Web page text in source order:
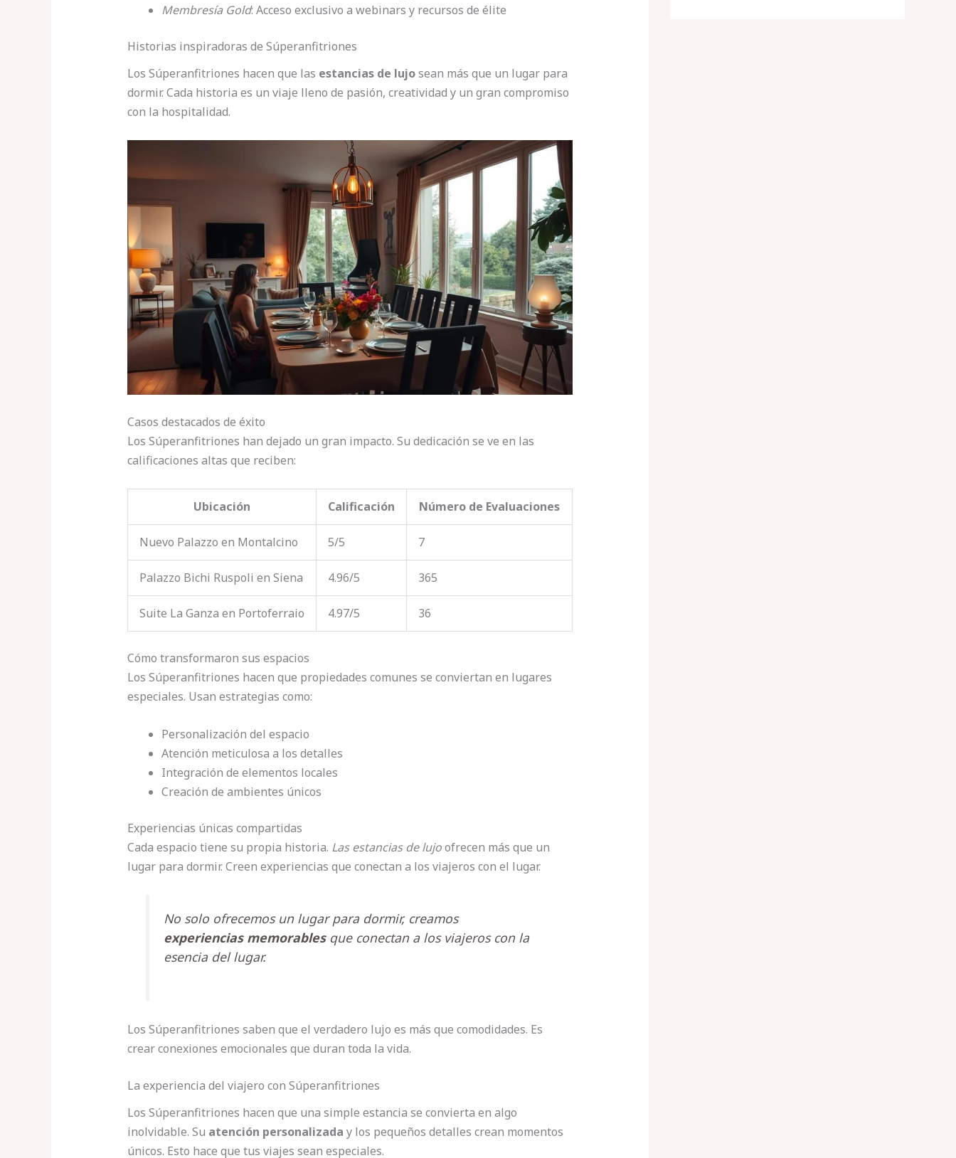
Membresía Gold: Acceso exclusivo a webinars y recursos de élite
Historias inspiradoras de Súperanfitriones
Los Súperanfitriones hacen que las estancias de lujosean más que un lugar para
dormir. Cada historia es un viaje lleno de pasión, creatividad y un gran compromiso
con la hospitalidad.
Casos destacados de éxito
Los Súperanfitriones han dejado un gran impacto. Su dedicación se ve en las
calificaciones altas que reciben:
Ubicación Calificación Número de Evaluaciones
Nuevo Palazzo en Montalcino 5/5 7
Palazzo Bichi Ruspoli en Siena 4.96/5 365
Suite La Ganza en Portoferraio 4.97/5 36
Cómo transformaron sus espacios
Los Súperanfitriones hacen que propiedades comunes se conviertan en lugares
especiales. Usan estrategias como:
Personalización del espacio
Atención meticulosa a los detalles
Integración de elementos locales
Creación de ambientes únicos
Experiencias únicas compartidas
Cada espacio tiene su propia historia. Las estancias de lujoofrecen más que un
lugar para dormir. Creen experiencias que conectan a los viajeros con el lugar.
No solo ofrecemos un lugar para dormir, creamos
experiencias memorablesque conectan a los viajeros con la
esencia del lugar.
Los Súperanfitriones saben que el verdadero lujo es más que comodidades. Es
crear conexiones emocionales que duran toda la vida.
La experiencia del viajero con Súperanfitriones
Los Súperanfitriones hacen que una simple estancia se convierta en algo
inolvidable. Su atención personalizada y los pequeños detalles crean momentos
únicos. Esto hace que tus viajes sean especiales.